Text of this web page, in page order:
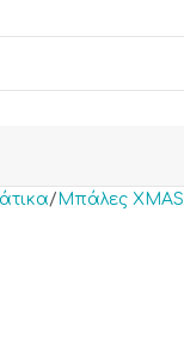
Μπάλες XMAS